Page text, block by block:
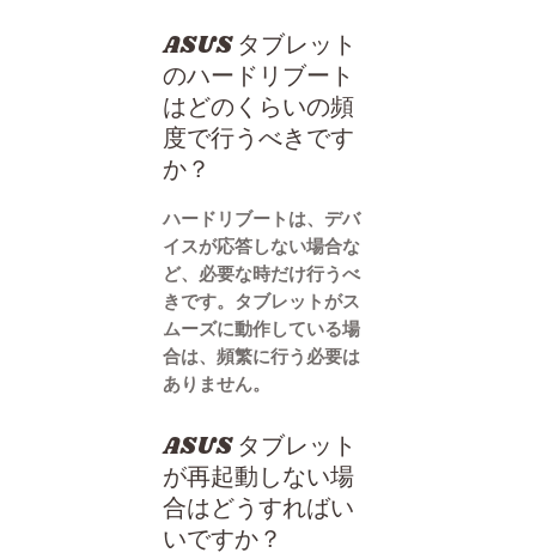
ASUS タブレット
のハードリブート
はどのくらいの頻
度で行うべきです
か？
ハードリブートは、デバ
イスが応答しない場合な
ど、必要な時だけ行うべ
きです。タブレットがス
ムーズに動作している場
合は、頻繁に行う必要は
ありません。
ASUS タブレット
が再起動しない場
合はどうすればい
いですか？